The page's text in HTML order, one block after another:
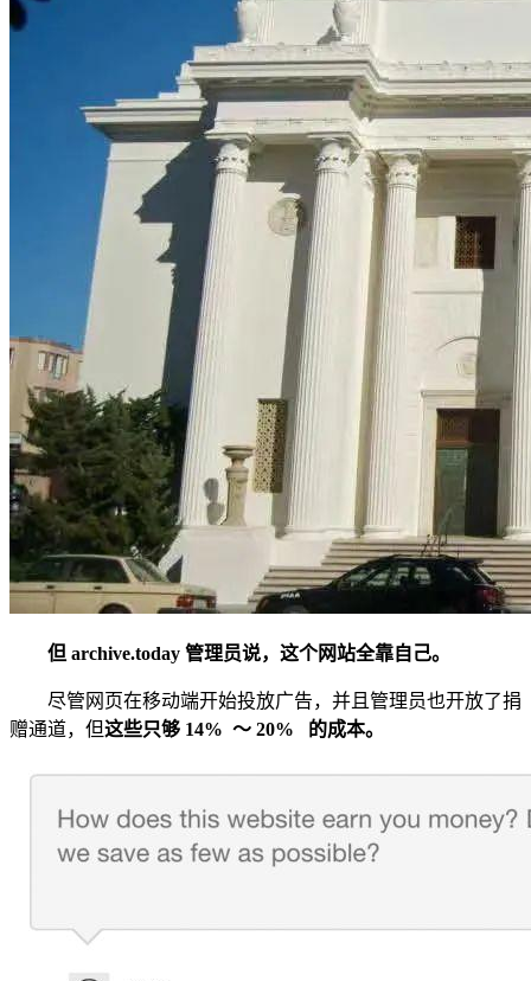
但 archive.today 管理员说，这个网站全靠自己。
尽管网页在移动端开始投放广告，并且管理员也开放了捐
赠通道，但这些只够 14% ～ 20% 的成本。